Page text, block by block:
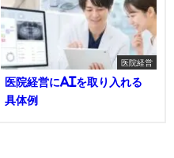
医院経営
医院経営にAIを取り入れる
具体例